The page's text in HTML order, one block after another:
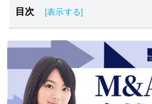
目次
セミリタイアとは？
セミリアイアをするメリット
セミリアイアをするのは何歳？
セミリタイアに必要な資産
現実的なセミリタイア年齢